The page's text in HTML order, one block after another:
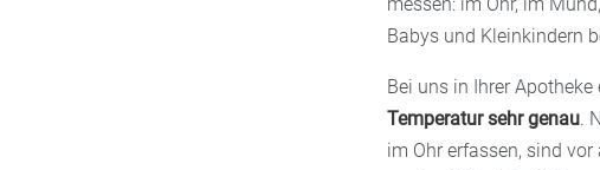
messen: im Ohr, im
Babys und Kleinkindern
Bei uns in Ihrer
Temperatur sehr genau.
im Ohr erfassen, sind